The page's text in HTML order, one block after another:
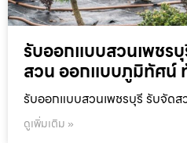
รับออกแบบสวนเพชร
สวน ออกแบบภูมิทัศน์
รับออกแบบสวนเพชรบุรี รับจัด
ดูเพิ่มเติม »